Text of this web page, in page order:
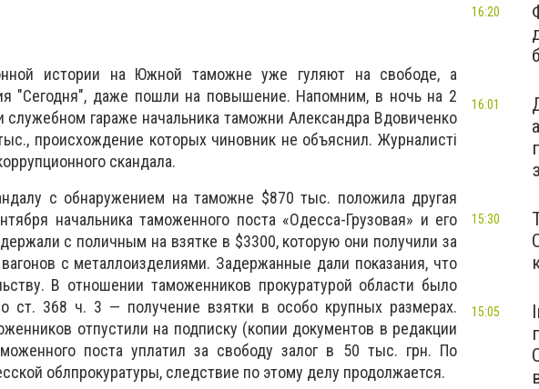
истории на Южной таможне уже гуляют на свободе, а
"Сегодня", даже пошли на повышение. Напомним, в ночь на 2
служебном гараже начальника таможни Александра Вдовиченко
происхождение которых чиновник не объяснил. Журналисті
скандала.
с обнаружением на таможне $870 тыс. положила другая
начальника таможенного поста «Одесса-Грузовая» и его
с поличным на взятке в $3300, которую они получили за
с металлоизделиями. Задержанные дали показания, что
В отношении таможенников прокуратурой области было
ст. 368 ч. 3 — получение взятки в особо крупных размерах.
отпустили на подписку (копии документов в редакции
поста уплатил за свободу залог в 50 тыс. грн. По
облпрокуратуры, следствие по этому делу продолжается.
16:20
16:01
15:30
15:05